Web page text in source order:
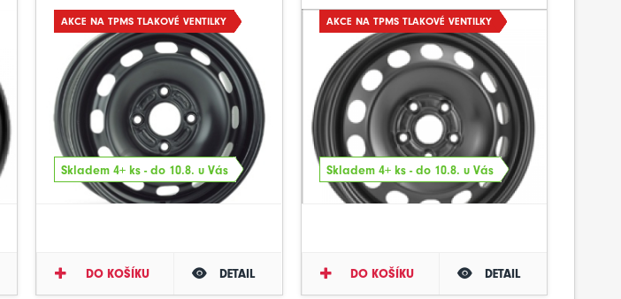
AKCE NA TPMS TLAKOVÉ VENTILKY
Skladem 4+ ks - do 10.8. u Vás
DO KOŠÍKU DETAIL
AKCE NA TPMS TLAKOVÉ VENTILKY
Skladem 4+ ks - do 10.8. u Vás
DO KOŠÍKU DETAIL